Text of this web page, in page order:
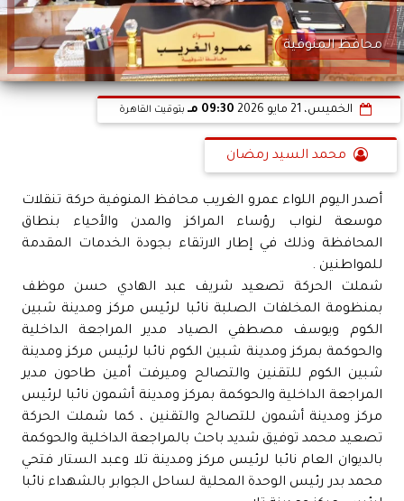
محافظ المنوفية
الخميس، 21 مايو 2026 09:30 مـ بتوقيت القاهرة
محمد السيد رمضان
أصدر اليوم اللواء عمرو الغريب محافظ المنوفية حركة تنقلات
موسعة لنواب رؤساء المراكز والمدن والأحياء بنطاق
المحافظة وذلك في إطار الارتقاء بجودة الخدمات المقدمة
للمواطنين .
شملت الحركة تصعيد شريف عبد الهادي حسن موظف
بمنظومة المخلفات الصلبة نائبا لرئيس مركز ومدينة شبين
الكوم ويوسف مصطفي الصياد مدير المراجعة الداخلية
والحوكمة بمركز ومدينة شبين الكوم نائبا لرئيس مركز ومدينة
شبين الكوم للتقنين والتصالح وميرفت أمين طاحون مدير
المراجعة الداخلية والحوكمة بمركز ومدينة أشمون نائبا لرئيس
مركز ومدينة أشمون للتصالح والتقنين ، كما شملت الحركة
تصعيد محمد توفيق شديد باحث بالمراجعة الداخلية والحوكمة
بالديوان العام نائبا لرئيس مركز ومدينة تلا وعبد الستار فتحي
محمد بدر رئيس الوحدة المحلية لساحل الجوابر بالشهداء نائبا